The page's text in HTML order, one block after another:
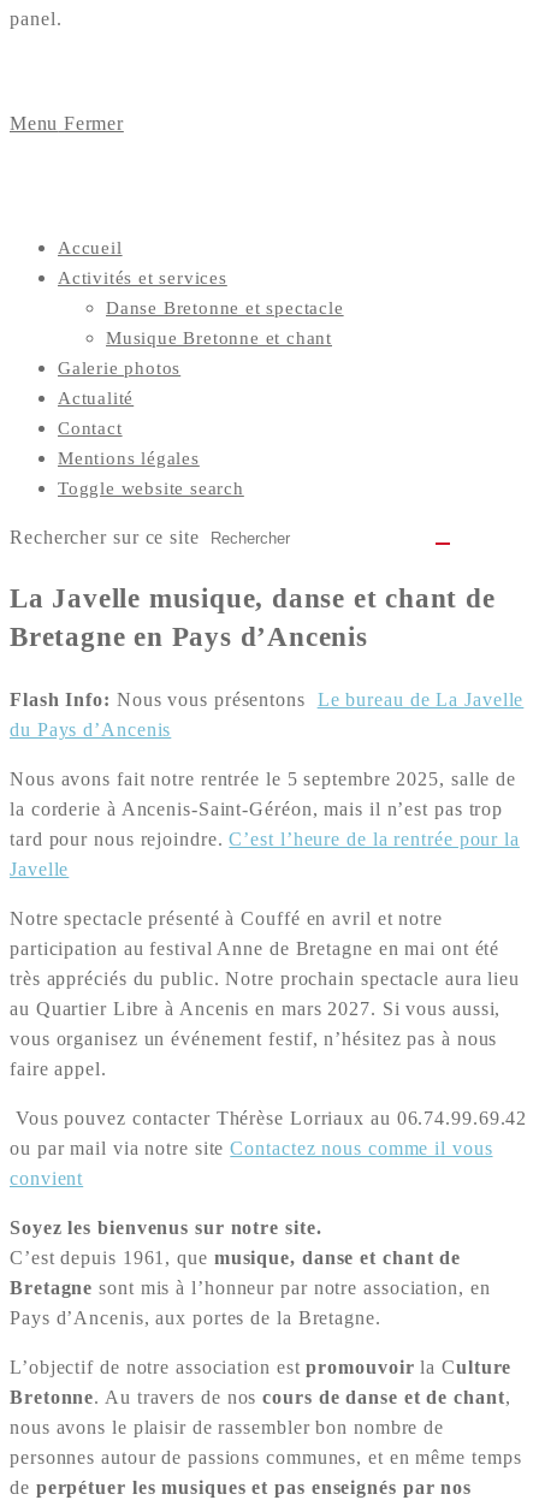
panel.
Menu Fermer
Accueil
Activités et services
Danse Bretonne et spectacle
Musique Bretonne et chant
Galerie photos
Actualité
Contact
Mentions légales
Toggle website search
Rechercher sur ce site
La Javelle musique, danse et chant de
Bretagne en Pays d’Ancenis
Flash Info: Nous vous présentons Le bureau de La Javelle
du Pays d’Ancenis
Nous avons fait notre rentrée le 5 septembre 2025, salle de
la corderie à Ancenis-Saint-Géréon, mais il n’est pas trop
tard pour nous rejoindre.C’est l’heure de la rentrée pour la
Javelle
Notre spectacle présenté à Couffé en avril et notre
participation au festival Anne de Bretagne en mai ont été
très appréciés du public. Notre prochain spectacle aura lieu
au Quartier Libre à Ancenis en mars 2027. Si vous aussi,
vous organisez un événement festif, n’hésitez pas à nous
faire appel.
Vous pouvez contacter Thérèse Lorriaux au 06.74.99.69.42
ou par mail via notre siteContactez nous comme il vous
convient
Soyez les bienvenus sur notre site.
C’est depuis 1961, que musique, danse et chant de
Bretagnesont mis à l’honneur par notre association, en
Pays d’Ancenis, aux portes de la Bretagne.
L’objectif de notre association estpromouvoir la Culture
Bretonne. Au travers de noscours de danse et de chant,
nous avons le plaisir de rassembler bon nombre de
personnes autour de passions communes, et en même temps
de perpétuer les musiques et pas enseignés par nos